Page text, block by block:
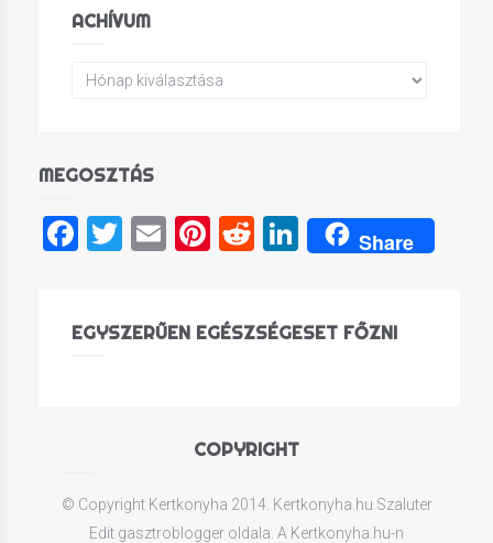
ACHÍVUM
MEGOSZTÁS
Facebook
Twitter
EmailPinterest
RedditLinkedIn
Share
EGYSZERŰEN EGÉSZSÉGESET FŐZNI
COPYRIGHT
© Copyright Kertkonyha 2014. Kertkonyha.hu Szaluter
Edit gasztroblogger oldala. A Kertkonyha.hu-n